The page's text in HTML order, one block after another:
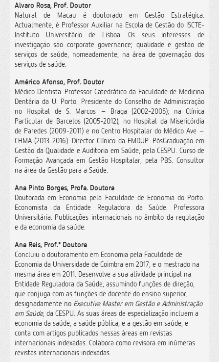
Alvaro Rosa, Prof. Doutor
Natural de Macau é doutorado em Gestão Estratégica.
Actualmente, é Professor Auxiliar na Escola de Gestão do ISCTE-
Instituto Universitário de Lisboa. Os seus interesses de
investigação são corporate governance; qualidade e gestão de
serviços de saúde, nomeadamente, na área de governação dos
serviços de saúde.
Américo Afonso, Prof. Doutor
Médico Dentista. Professor Catedrático da Faculdade de Medicina
Dentária da U. Porto. Presidente do Conselho de Administração
no Hospital de S. Marcos – Braga (2002-2005); na Clínica
Particular de Barcelos (2005-2012); no Hospital da Misericórdia
de Paredes (2009-2011) e no Centro Hospitalar do Médico Ave –
CHMA (2013-2016). Director Clínico da FMDUP. PósGraduação em
Gestão da Qualidade e Auditoria em Saúde, pela CESPU. Curso de
Formação Avançada em Gestão Hospitalar, pela PBS. Consultor
na área da Gestão para a Saúde.
Ana Pinto Borges, Profa. Doutora
Doutorada em Economia pela Faculdade de Economia do Porto.
Economista da Entidade Reguladora da Saúde. Professora
Universitária. Publicações internacionais no âmbito da regulação
e da economia da saúde.
Ana Reis, Prof.ª Doutora
Concluiu o doutoramento em Economia pela Faculdade de
Economia da Universidade de Coimbra em 2017, e o mestrado na
mesma área em 2011. Desenvolve a sua atividade principal na
Entidade Reguladora da Saúde, assumindo funções de direção,
que conjuga com as funções de docente do ensino superior,
designadamente no Executive Master em Gestão e Administração
em Saúde, da CESPU. As suas áreas de especialização incluem a
economia da saúde, a saúde pública, e a gestão em saúde, e
conta com artigos publicados nessas áreas em revistas
internacionais indexadas. Colabora como revisora em inúmeras
revistas internacionais indexadas.